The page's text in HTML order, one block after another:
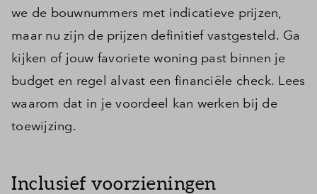
we de bouwnummers met indicatieve prijzen,
maar nu zijn de prijzen definitief vastgesteld. Ga
kijken of jouw favoriete woning past binnen je
budget en regel alvast een financiële check. Lees
waarom dat in je voordeel kan werken bij de
toewijzing.
Inclusief voorzieningen